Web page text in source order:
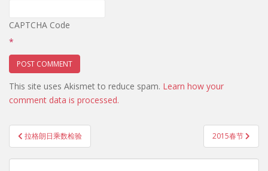
CAPTCHA Code
*
This site uses Akismet to reduce spam. Learn how your
comment data is processed.
Post
navigation
拉格朗日乘数检验 2015春节